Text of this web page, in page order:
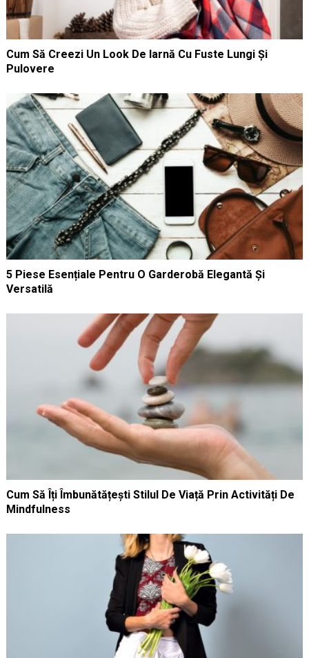
Cum Să Creezi Un Look De Iarnă Cu Fuste Lungi Și
Pulovere
5 Piese Esențiale Pentru O Garderobă Elegantă Și
Versatilă
Cum Să Îți Îmbunătățești Stilul De Viață Prin Activități De
Mindfulness